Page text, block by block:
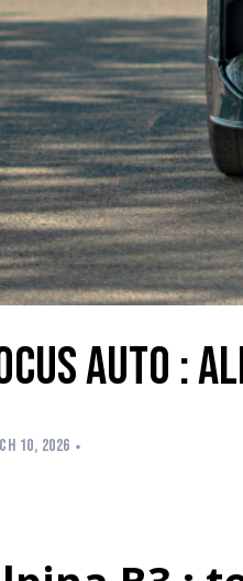
Auto :
10, 2026